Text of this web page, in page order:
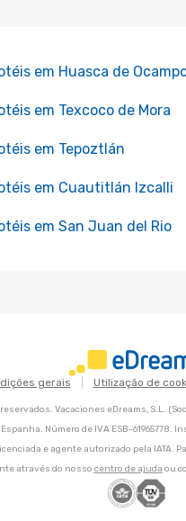
em Huasca de
em Texcoco de Mora
em Tepoztlán
em Cuautitlán Izcalli
em San Juan del Rio
gerais Utilização de
Vacaciones eDreams, S.L.
Número de IVA ESB-61965778.
e agente autorizado pela
através do nosso centro de ajuda ou